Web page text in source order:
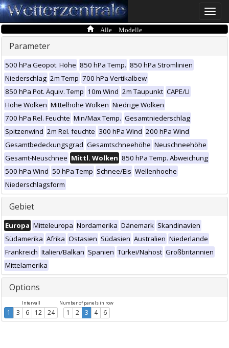
Toggle
Alle Modelle
Parameter
500 hPa Geopot. Höhe 850 hPa Temp. 850 hPa Stromlinien
Niederschlag 2m Temp 700 hPa Vertikalbew
850 hPa Pot. Äquiv. Temp 10m Wind 2m Taupunkt CAPE/LI
Hohe Wolken Mittelhohe Wolken Niedrige Wolken
700 hPa Rel. Feuchte Min/Max Temp. Gesamtniederschlag
Spitzenwind 2m Rel. feuchte 300 hPa Wind 200 hPa Wind
Gesamtbedeckungsgrad Gesamtschneehöhe Neuschneehöhe
Gesamt-Neuschnee Mittl. Wolken 850 hPa Temp. Abweichung
500 hPa Wind 50 hPa Temp Schnee/Eis Wellenhoehe
Niederschlagsform
Gebiet
Europa Mitteleuropa Nordamerika Dänemark Skandinavien
Südamerika Afrika Ostasien Südasien Australien Niederlande
Frankreich Italien/Balkan Spanien Türkei/Nahost Großbritannien
Mittelamerika
Options
Intervall
1 3 6 12 24
Number of panels in row
1 2 3 4 6